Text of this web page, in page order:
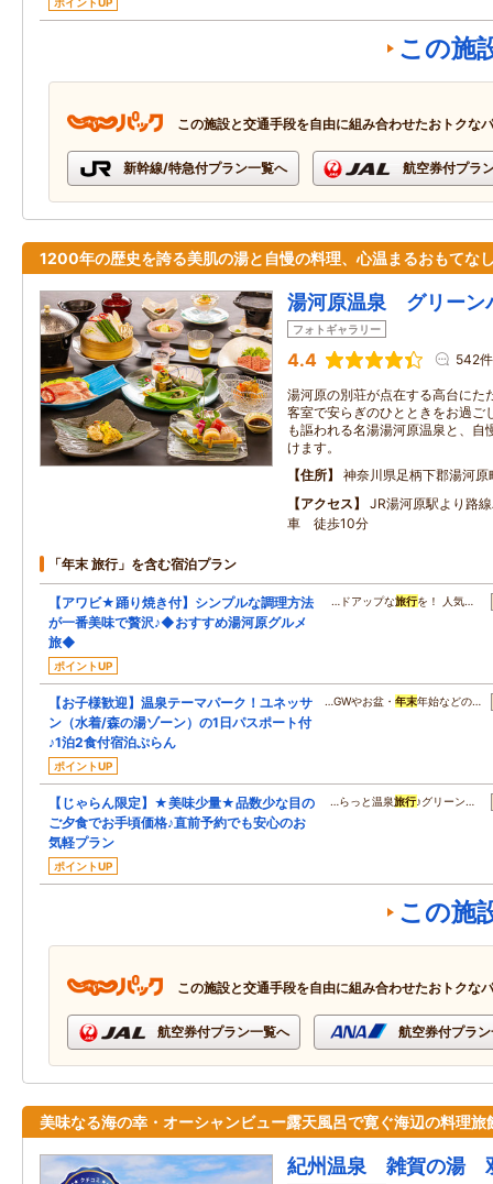
この施
この施設と交通手段を自由に組み合わせたおトクな
新幹線/特急付プラン一覧へ 航空券付プラ
1200年の歴史を誇る美肌の湯と自慢の料理、心温まるおもてな
湯河原温泉 グリーン
フォトギャラリー
4.4 542件
湯河原の別荘が点在する高台にた
客室で安らぎのひとときをお過ご
も謳われる名湯湯河原温泉と、自
けます。
住所
神奈川県足柄下郡湯河原
アクセス
JR湯河原駅より路
車 徒歩10分
「年末 旅行」を含む宿泊プラン
【アワビ★踊り焼き付】シンプルな調理方法
が一番美味で贅沢♪◆おすすめ湯河原グルメ
旅◆
ポイントUP
…ドアップな旅行を！ 人気…
【お子様歓迎】温泉テーマパーク！ユネッサ
ン（水着/森の湯ゾーン）の1日パスポート付
♪1泊2食付宿泊ぷらん
ポイントUP
…GWやお盆・ 年末年始などの…
【じゃらん限定】★美味少量★品数少な目の
ご夕食でお手頃価格♪直前予約でも安心のお
気軽プラン
ポイントUP
…らっと温泉旅行♪グリーン…
この施
この施設と交通手段を自由に組み合わせたおトクな
航空券付プラン一覧へ 航空券付プラ
美味なる海の幸・オーシャンビュー露天風呂で寛ぐ海辺の料理旅
紀州温泉 雑賀の湯